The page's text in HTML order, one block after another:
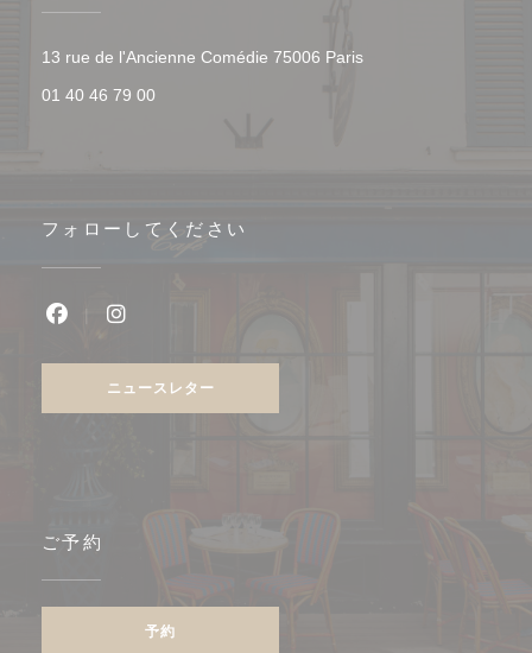
13 rue de l'Ancienne Comédie 75006 Paris((新しいウィンドウで
01 40 46 79 00
フォローしてください
ニュースレター
ご予約
予約